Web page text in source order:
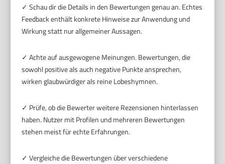
✓ Schau dir die Details in den Bewertungen genau an. Echtes
Feedback enthält konkrete Hinweise zur Anwendung und
Wirkung statt nur allgemeiner Aussagen.
✓ Achte auf ausgewogene Meinungen. Bewertungen, die
sowohl positive als auch negative Punkte ansprechen,
wirken glaubwürdiger als reine Lobeshymnen.
✓ Prüfe, ob die Bewerter weitere Rezensionen hinterlassen
haben. Nutzer mit Profilen und mehreren Bewertungen
stehen meist für echte Erfahrungen.
✓ Vergleiche die Bewertungen über verschiedene